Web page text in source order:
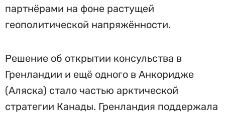
партнёрами на фоне растущей
геополитической напряжённости.
Решение об открытии консульства в
Гренландии и ещё одного в Анкоридже
(Аляска) стало частью арктической
стратегии Канады. Гренландия поддержала